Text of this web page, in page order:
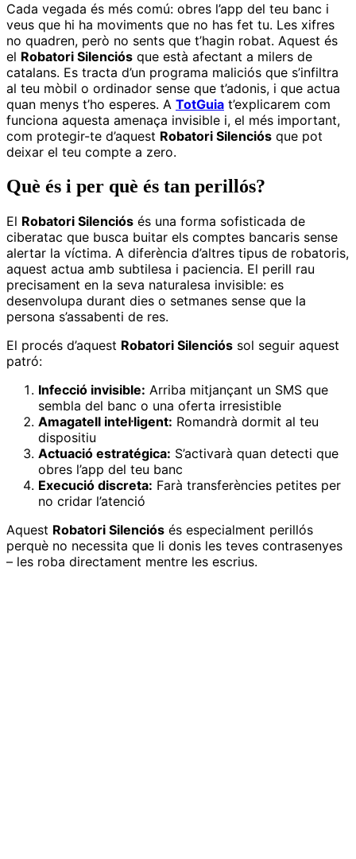
Cada vegada és més comú: obres l’app del teu banc i
veus que hi ha moviments que no has fet tu. Les xifres
no quadren, però no sents que t’hagin robat. Aquest és
el Robatori Silenciós que està afectant a milers de
catalans. Es tracta d’un programa maliciós que s’infiltra
al teu mòbil o ordinador sense que t’adonis, i que actua
quan menys t’ho esperes. A TotGuia t’explicarem com
funciona aquesta amenaça invisible i, el més important,
com protegir-te d’aquest Robatori Silenciós que pot
deixar el teu compte a zero.
Què és i per què és tan perillós?
El Robatori Silenciós és una forma sofisticada de
ciberatac que busca buitar els comptes bancaris sense
alertar la víctima. A diferència d’altres tipus de robatoris,
aquest actua amb subtilesa i paciencia. El perill rau
precisament en la seva naturalesa invisible: es
desenvolupa durant dies o setmanes sense que la
persona s’assabenti de res.
El procés d’aquest Robatori Silenciós sol seguir aquest
patró:
Infecció invisible: Arriba mitjançant un SMS que
sembla del banc o una oferta irresistible
Amagatell intel·ligent: Romandrà dormit al teu
dispositiu
Actuació estratégica: S’activarà quan detecti que
obres l’app del teu banc
Execució discreta: Farà transferències petites per
no cridar l’atenció
Aquest Robatori Silenciós és especialment perillós
perquè no necessita que li donis les teves contrasenyes
– les roba directament mentre les escrius.